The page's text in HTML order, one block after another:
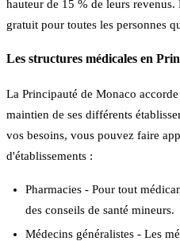
hauteur de 15 % de leurs revenus.
gratuit pour toutes les personnes
Les structures médicales en
La Principauté de Monaco
maintien de ses différents
vos besoins, vous pouvez faire
d'établissements :
Pharmacies - Pour tout
des conseils de santé mineurs.
Médecins généralistes - Les